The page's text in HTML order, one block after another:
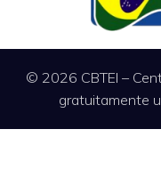
© 2026 CBTEI –
gratuitamente